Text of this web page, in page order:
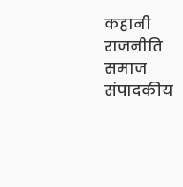
कहानी
राजनीति
समाज
संपादकीय